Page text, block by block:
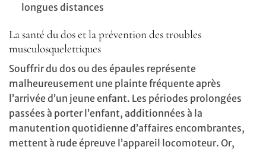
longues distances
La santé du dos et la prévention des troubles
musculosquelettiques
Souffrir du dos ou des épaules représente
malheureusement une plainte fréquente après
l’arrivée d’un jeune enfant. Les périodes prolongées
passées à porter l’enfant, additionnées à la
manutention quotidienne d’affaires encombrantes,
mettent à rude épreuve l’appareil locomoteur. Or,